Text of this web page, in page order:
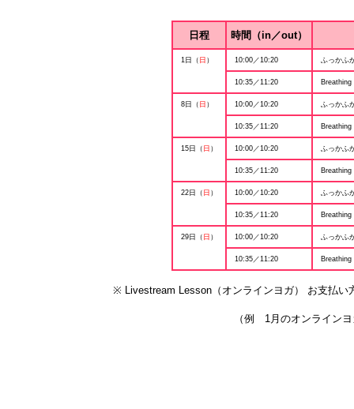
日程 時間（in／out）
1日（ 日 ） 10:00／10:20 ふっかふ
10:35／11:20 Breathing
8日（ 日 ） 10:00／10:20 ふっかふ
10:35／11:20 Breathing
15日（ 日 ） 10:00／10:20 ふっかふ
10:35／11:20 Breathing
22日（ 日 ） 10:00／10:20 ふっかふ
10:35／11:20 Breathing
29日（ 日 ） 10:00／10:20 ふっかふ
10:35／11:20 Breathing
※ Livestream Lesson（オンラインヨガ） お支払い
（例 1月のオンライン